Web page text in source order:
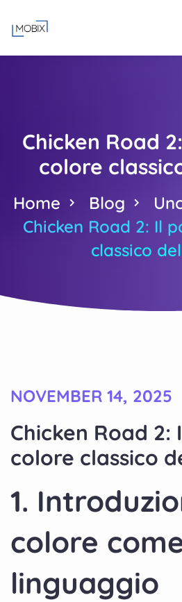
Chicken Road
colore
Home Blog
Chicken Road 2: Il
classico
NOVEMBER 14, 2025
Chicken Road 2:
colore classico
1.
colore
linguaggio